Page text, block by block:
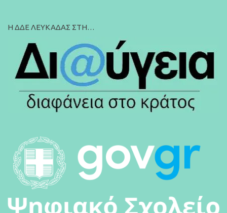
Η ΔΔΕ ΛΕΥΚΑΔΑΣ ΣΤΗ…